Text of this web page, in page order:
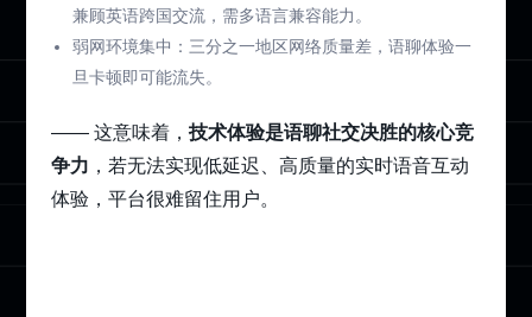
兼顾英语跨国交流，需多语言兼容能力。
弱网环境集中：三分之一地区网络质量差，语聊体验一
旦卡顿即可能流失。
—— 这意味着， 技术体验是语聊社交决胜的核心竞
争力 ，若无法实现低延迟、高质量的实时语音互动
体验，平台很难留住用户。